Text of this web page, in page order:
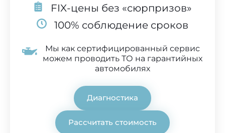
FIX-цены без «сюрпризов»
100% соблюдение сроков
Мы как сертифицированный сервис
можем проводить ТО на гарантийных
автомобилях
Диагностика
Рассчитать стоимость